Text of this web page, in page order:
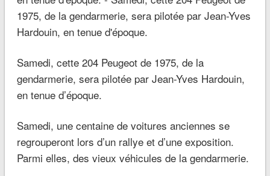
Samedi, cette 204 Peugeot de 1975, de la
gendarmerie, sera pilotée par Jean-Yves Hardouin,
en tenue d’époque.
Samedi, une centaine de voitures anciennes se
regrouperont lors d’un rallye et d’une exposition.
Parmi elles, des vieux véhicules de la gendarmerie.